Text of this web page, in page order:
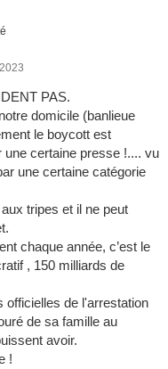
PAS.
domicile (banlieue
le boycott est
une certaine presse !.... vu
une certaine catégorie
tripes et il ne peut
chaque année, c’est le
, 150 milliards de
officielles de l'arrestation
de sa famille au
avoir.
!